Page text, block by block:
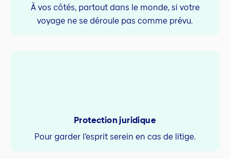
À vos côtés, partout dans le monde, si votre
voyage ne se déroule pas comme prévu.
Protection juridique
Pour garder l’esprit serein en cas de litige.